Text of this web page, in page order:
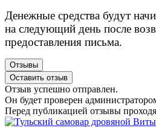
Денежные средства будут
на следующий день после
предоставления письма.
Отзывы
Оставить отзыв
Отзыв успешно отправлен.
Он будет проверен
Перед публикацией отзывы